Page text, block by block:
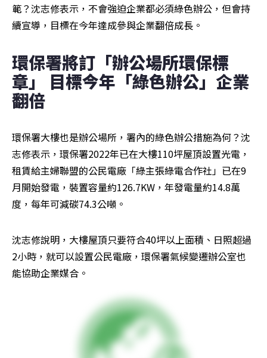
範？沈志修表示，不會強迫企業都必須綠色辦公，但會持
續宣導，目標在今年達成參與企業翻倍成長。
環保署將訂「辦公場所環保標
章」 目標今年「綠色辦公」企業
翻倍
環保署大樓也是辦公場所，署內的綠色辦公措施為何？沈
志修表示，環保署2022年已在大樓110坪屋頂設置光電，
租賃給主婦聯盟的公民電廠「綠主張綠電合作社」已在9
月開始發電，裝置容量約126.7KW，年發電量約14.8萬
度，每年可減碳74.3公噸。
沈志修說明，大樓屋頂只要符合40坪以上面積、日照超過
2小時，就可以設置公民電廠，環保署氣候變遷辦公室也
能協助企業媒合。